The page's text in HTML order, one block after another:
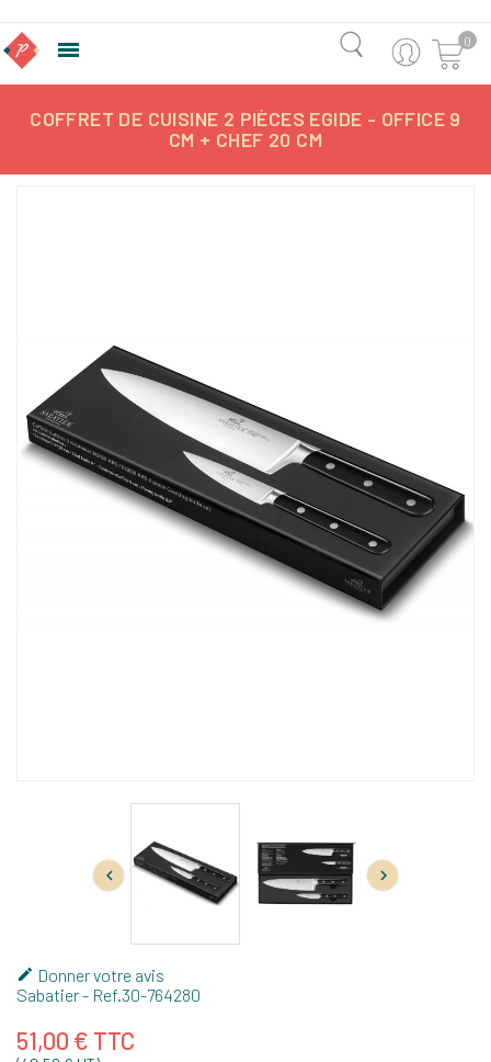
 0
COFFRET DE CUISINE 2 PIÈCES EGIDE - OFFICE 9
CM + CHEF 20 CM
 
 Donner votre avis
Sabatier- Ref.30-764280
51,00 € TTC